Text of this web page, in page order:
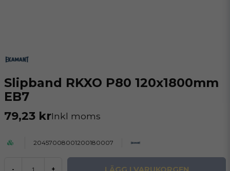
Slipband RKXO P80 120x1800mm
EB7
79,23 krInkl moms
20457008001200180007
- +